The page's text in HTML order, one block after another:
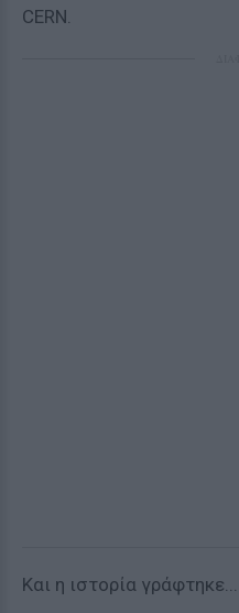
CERN.
Και η ιστορία γράφτηκε...